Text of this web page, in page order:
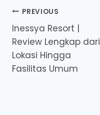
Post
navigation
PREVIOUS
Inessya Resort |
Review Lengkap dari
Lokasi Hingga
Fasilitas Umum